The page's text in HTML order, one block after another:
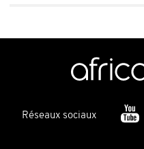
Réseaux sociaux